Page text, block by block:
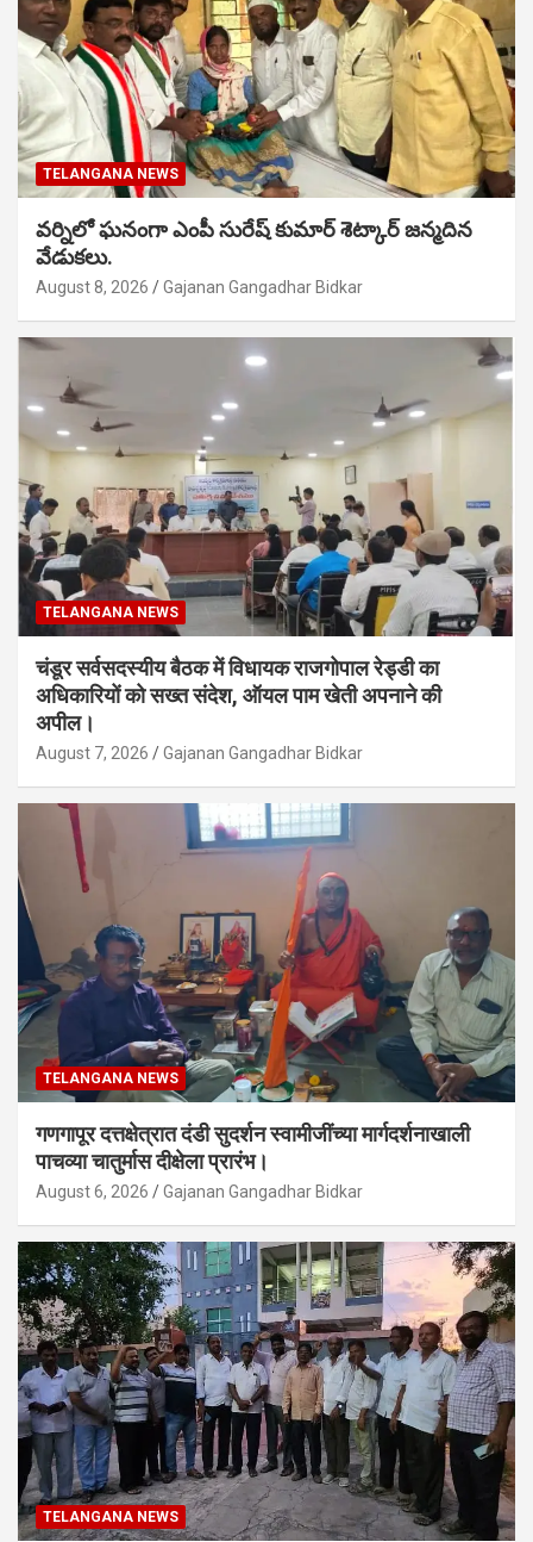
TELANGANA NEWS
వర్నిలో ఘనంగా ఎంపీ సురేష్ కుమార్ శెట్కార్ జన్మదిన
వేడుకలు.
August 8, 2026 Gajanan Gangadhar Bidkar
TELANGANA NEWS
चंडूर सर्वसदस्यीय बैठक में विधायक राजगोपाल रेड्डी का
अधिकारियों को सख्त संदेश, ऑयल पाम खेती अपनाने की
अपील।
August 7, 2026 Gajanan Gangadhar Bidkar
TELANGANA NEWS
गणगापूर दत्तक्षेत्रात दंडी सुदर्शन स्वामीजींच्या मार्गदर्शनाखाली
पाचव्या चातुर्मास दीक्षेला प्रारंभ।
August 6, 2026 Gajanan Gangadhar Bidkar
TELANGANA NEWS